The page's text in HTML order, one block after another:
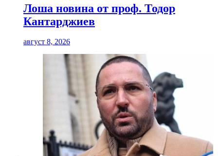
Лоша новина от проф. Тодор
Кантарджиев
август 8, 2026